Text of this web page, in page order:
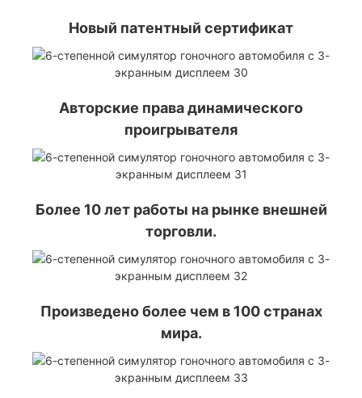
Новый патентный сертификат
Авторские права динамического
проигрывателя
Более 10 лет работы на рынке внешней
торговли.
Произведено более чем в 100 странах
мира.